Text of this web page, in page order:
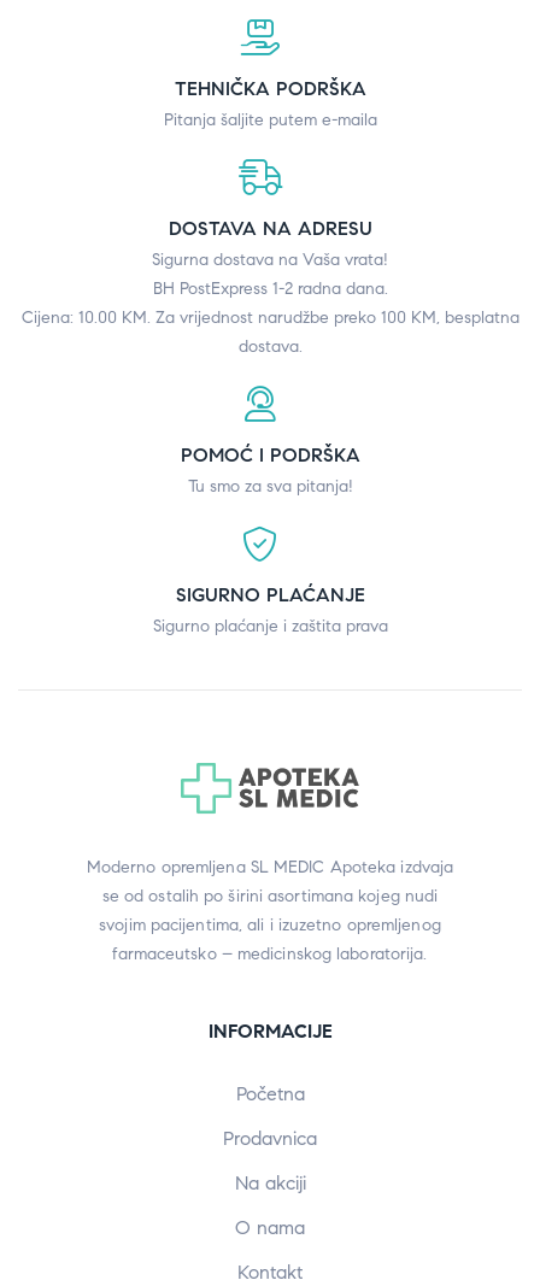
TEHNIČKA PODRŠKA
Pitanja šaljite putem e-maila
DOSTAVA NA ADRESU
Sigurna dostava na Vaša vrata!
BH PostExpress 1-2 radna dana.
Cijena: 10.00 KM. Za vrijednost narudžbe preko 100 KM, besplatna
dostava.
POMOĆ I PODRŠKA
Tu smo za sva pitanja!
SIGURNO PLAĆANJE
Sigurno plaćanje i zaštita prava
Moderno opremljena SL MEDIC Apoteka izdvaja
se od ostalih po širini asortimana kojeg nudi
svojim pacijentima, ali i izuzetno opremljenog
farmaceutsko – medicinskog laboratorija.
INFORMACIJE
Početna
Prodavnica
Na akciji
O nama
Kontakt